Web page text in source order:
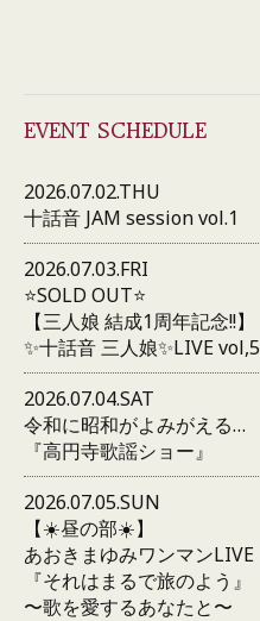
EVENT SCHEDULE
2026.07.02.THU
十話音 JAM session vol.1
2026.07.03.FRI
⭐️SOLD OUT⭐️
【三人娘 結成1周年記念!!】
✨十話音 三人娘✨LIVE vol,5
2026.07.04.SAT
令和に昭和がよみがえる…
『高円寺歌謡ショー』
2026.07.05.SUN
【☀️昼の部☀️】
あおきまゆみワンマンLIVE
『それはまるで旅のよう』
〜歌を愛するあなたと〜